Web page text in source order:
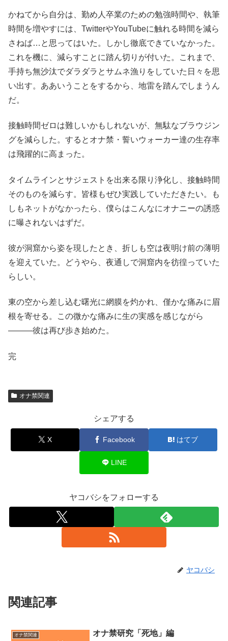
かねてから自分は、勤め人卒業のための勉強時間や、執筆
時間を増やすには、TwitterやYouTubeに触れる時間を減ら
さねば…と思ってはいた。しかし徹底できていなかった。
これを機に、減らすことに踏ん切りが付いた。これまで、
手持ち無沙汰でダラダラとサムネ漁りをしていた日々を思
い出す。ああいうことをするから、地雷を踏んでしまうん
だ。
接触時間ゼロは難しいかもしれないが、無駄なブラウジン
グを減らした。するとオナ禁・誓いウォーカー達の生存率
は飛躍的に高まった。
タイムラインとサジェストを出来る限り浄化し、接触時間
そのものを減らす。皆様もぜひ実践していただきたい。も
しもネットがなかったら、僕らはこんなにオナニーの誘惑
に曝されないはずだ。
彼が洞窟から姿を現したとき、折しも空は夜明け前の薄明
を迎えていた。どうやら、夜通しで洞窟内を彷徨っていた
らしい。
東の空から差し込む曙光に網膜を灼かれ、僅かな痛みに眉
根を寄せる。この微かな痛みに生の実感を感じながら
―――彼は再び歩き始めた。
完
オナ禁関連
シェアする
X Facebook はてブ
LINE
ヤコバシをフォローする
ヤコバシ
関連記事
オナ禁関連 オナ禁研究「死地」編